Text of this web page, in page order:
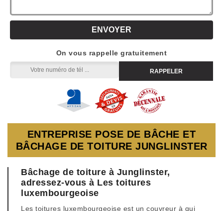
On vous rappelle gratuitement
ENTREPRISE POSE DE BÂCHE ET
BÂCHAGE DE TOITURE JUNGLINSTER
Bâchage de toiture à Junglinster,
adressez-vous à Les toitures
luxembourgeoise
Les toitures luxembourgeoise est un couvreur à qui